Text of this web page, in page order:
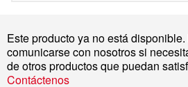
Este producto ya no está
comunicarse con nosotros si
de otros productos que puedan
Contáctenos